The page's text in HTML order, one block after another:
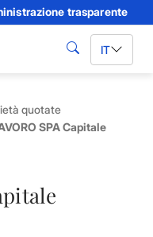
trasparente
cerca IT
quotate
SPA Capitale